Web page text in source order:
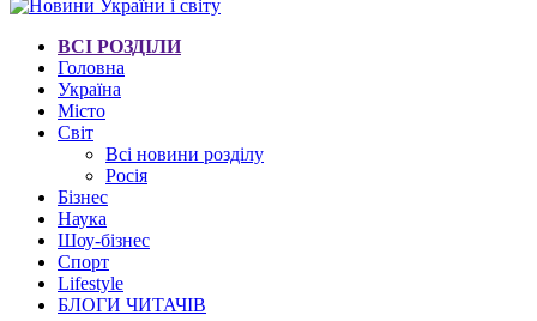
ВСІ РОЗДІЛИ
Головна
Україна
Місто
Світ
Всі новини розділу
Росія
Бізнес
Наука
Шоу-бізнес
Спорт
Lifestyle
БЛОГИ ЧИТАЧІВ